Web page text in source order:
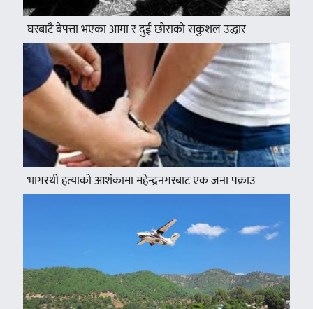
घरबाटै बेपत्ता भएका आमा र दुई छोराको सकुशल उद्धार
भागरथी हत्याको आशंकामा महेन्द्रनगरबाट एक जना पक्राउ